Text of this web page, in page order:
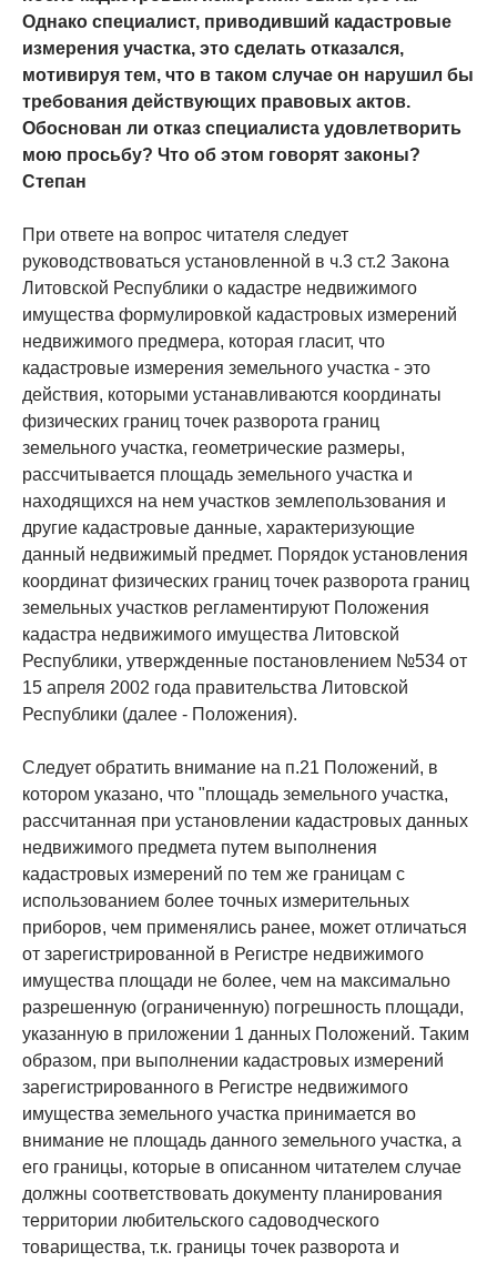
Однако специалист, приводивший кадастровые
измерения участка, это сделать отказался,
мотивируя тем, что в таком случае он нарушил бы
требования действующих правовых актов.
Обоснован ли отказ специалиста удовлетворить
мою просьбу? Что об этом говорят законы?
Степан
При ответе на вопрос читателя следует
руководствоваться установленной в ч.3 ст.2 Закона
Литовской Республики о кадастре недвижимого
имущества формулировкой кадастровых измерений
недвижимого предмера, которая гласит, что
кадастровые измерения земельного участка - это
действия, которыми устанавливаются координаты
физических границ точек разворота границ
земельного участка, геометрические размеры,
рассчитывается площадь земельного участка и
находящихся на нем участков землепользования и
другие кадастровые данные, характеризующие
данный недвижимый предмет. Порядок установления
координат физических границ точек разворота границ
земельных участков регламентируют Положения
кадастра недвижимого имущества Литовской
Республики, утвержденные постановлением №534 от
15 апреля 2002 года правительства Литовской
Республики (далее - Положения).
Следует обратить внимание на п.21 Положений, в
котором указано, что "площадь земельного участка,
рассчитанная при установлении кадастровых данных
недвижимого предмета путем выполнения
кадастровых измерений по тем же границам с
использованием более точных измерительных
приборов, чем применялись ранее, может отличаться
от зарегистрированной в Регистре недвижимого
имущества площади не более, чем на максимально
разрешенную (ограниченную) погрешность площади,
указанную в приложении 1 данных Положений. Таким
образом, при выполнении кадастровых измерений
зарегистрированного в Регистре недвижимого
имущества земельного участка принимается во
внимание не площадь данного земельного участка, а
его границы, которые в описанном читателем случае
должны соответствовать документу планирования
территории любительского садоводческого
товарищества, т.к. границы точек разворота и